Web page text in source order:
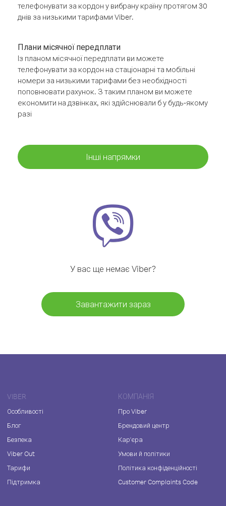
телефонувати за кордон у вибрану країну протягом 30
днів за низькими тарифами Viber.
Плани місячної передплати
Із планом місячної передплати ви можете
телефонувати за кордон на стаціонарні та мобільні
номери за низькими тарифами без необхідності
поповнювати рахунок. З таким планом ви можете
економити на дзвінках, які здійснювали б у будь-якому
разі
Інші напрямки
У вас ще немає Viber?
Завантажити зараз
VIBER
Особливості
Блог
Безпека
Viber Out
Тарифи
Підтримка
КОМПАНІЯ
Про Viber
Брендовий центр
Кар'єра
Умови й політики
Політика конфіденційності
Customer Complaints Code